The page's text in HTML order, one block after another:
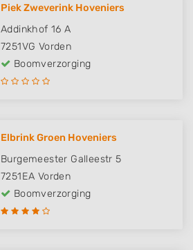
Piek Zweverink Hoveniers
Addinkhof 16 A
7251VG Vorden
Boomverzorging
Elbrink Groen Hoveniers
Burgemeester Galleestr 5
7251EA Vorden
Boomverzorging